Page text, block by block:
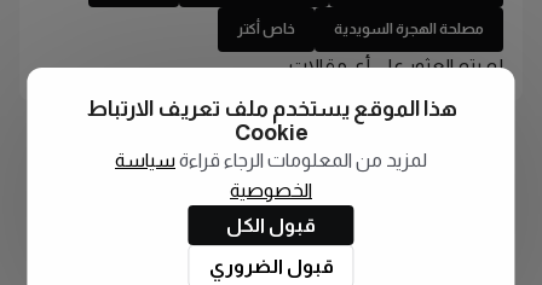
مصلحة الهجرة السويدية خاص أكتر
لم يتم العثور على أي مقالات
هذا الموقع يستخدم ملف تعريف الارتباط
Cookie
لمزيد من المعلومات الرجاء قراءة سياسة
الخصوصية
قبول الكل
قبول الضروري